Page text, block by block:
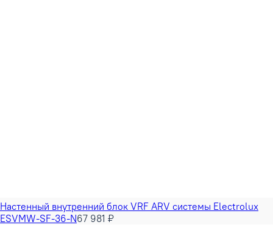
Настенный внутренний блок VRF ARV системы Electrolux
ESVMW-SF-36-N67 981 ₽